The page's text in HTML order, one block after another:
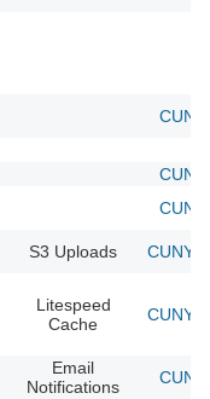
S3 Uploads CUNY
Litespeed
Cache
CUNY
Email
Notifications